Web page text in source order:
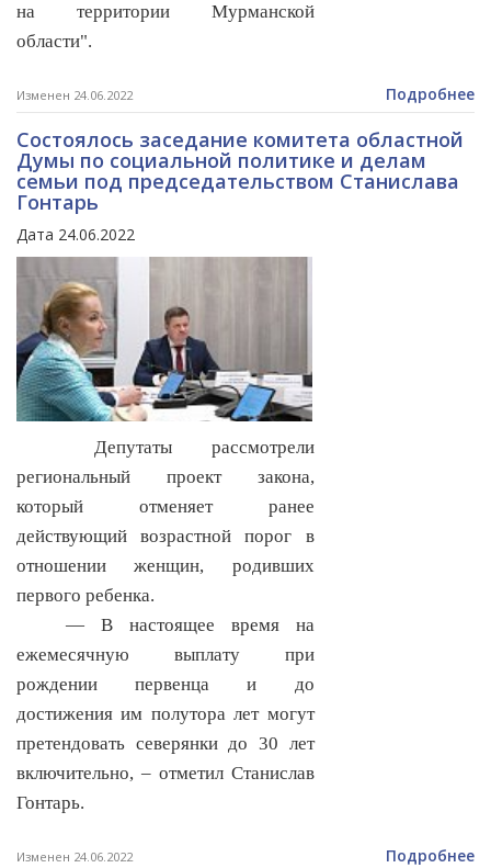
на территории Мурманской
области".
Изменен 24.06.2022 Подробнее
Состоялось заседание комитета областной
Думы по социальной политике и делам
семьи под председательством Станислава
Гонтарь
Дата 24.06.2022
Депутаты рассмотрели
региональный проект закона,
который отменяет ранее
действующий возрастной порог в
отношении женщин, родивших
первого ребенка.
— В настоящее время на
ежемесячную выплату при
рождении первенца и до
достижения им полутора лет могут
претендовать северянки до 30 лет
включительно, – отметил Станислав
Гонтарь.
Изменен 24.06.2022 Подробнее